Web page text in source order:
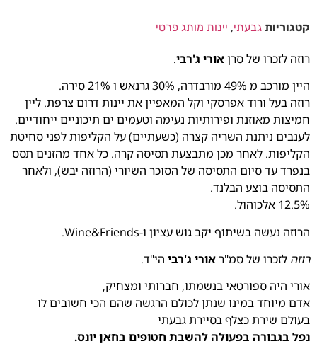
קטגוריות גבעתי, יינות מותג פרטי
רוזה לזכרו של סרןאורי ג'רבי.
היין מורכב מ 49% מורבדרה, 30% גרנאש ו 21% סירה.
רוזה בעל ורוד אפרסקי וקל המאפיין את יינות דרום צרפת. ליין
חמיצות מאוזנת ופירותיות נעימה וטעמים ים תיכוניים ייחודיים.
לענבים ניתנת השריה קצרה (כשעתיים) על הקליפות לפני סחיטת
הקליפות. לאחר מכן מתבצעת תסיסה קרה. כל אחד מהזנים תסס
בנפרד עד סיום התסיסה של הסוכר השיורי (הרוזה יבש), ולאחר
התסיסה בוצע הבלנד.
12.5% אלכוהול.
הרוזה נעשה בשיתוף יקב גוש עציון ו-Wine&Friends.
רוזה לזכרו של סמ"ראורי ג'רבי הי"ד.
אורי היה ספורטאי בנשמתו, חברותי ומצחיק,
אדם מיוחד במינו שנתן לכולם הרגשה שהם הכי חשובים לו
בעולם שירת כצלף בסיירת גבעתי
נפל בגבורה בפעולה להשבת חטופים בחאן יונס.